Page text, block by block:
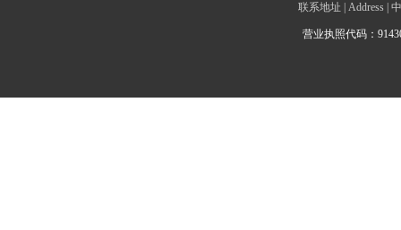
联系地址 | Address |
营业执照代码：